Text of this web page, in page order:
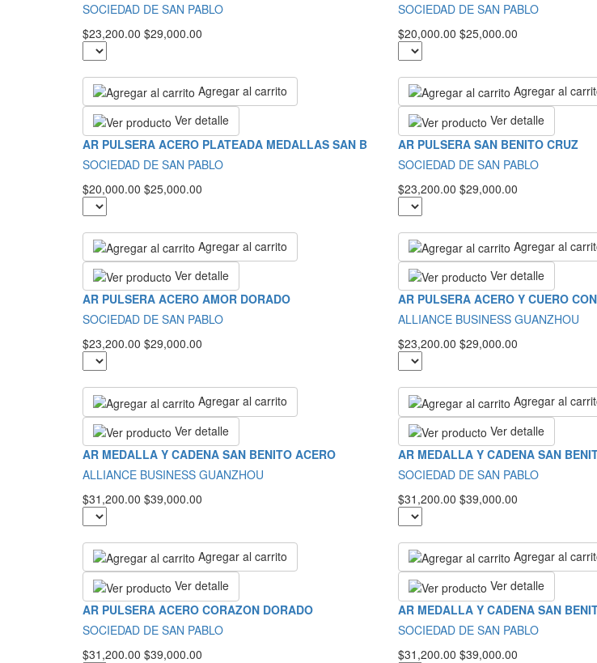
SOCIEDAD DE SAN PABLO
$23,200.00 $29,000.00
SOCIEDAD DE SAN PABLO
$20,000.00 $25,000.00
Agregar al carrito
Ver detalle
AR PULSERA ACERO PLATEADA MEDALLAS SAN B
SOCIEDAD DE SAN PABLO
$20,000.00 $25,000.00
Agregar al
Ver detalle
AR PULSERA SAN BENITO CRUZ
SOCIEDAD DE SAN PABLO
$23,200.00 $29,000.00
Agregar al carrito
Ver detalle
AR PULSERA ACERO AMOR DORADO
SOCIEDAD DE SAN PABLO
$23,200.00 $29,000.00
Agregar al
Ver detalle
AR PULSERA ACERO Y CUERO
ALLIANCE BUSINESS GUANZHOU
$23,200.00 $29,000.00
Agregar al carrito
Ver detalle
AR MEDALLA Y CADENA SAN BENITO ACERO
ALLIANCE BUSINESS GUANZHOU
$31,200.00 $39,000.00
Agregar al
Ver detalle
AR MEDALLA Y CADENA SAN
SOCIEDAD DE SAN PABLO
$31,200.00 $39,000.00
Agregar al carrito
Ver detalle
AR PULSERA ACERO CORAZON DORADO
SOCIEDAD DE SAN PABLO
$31,200.00 $39,000.00
Agregar al
Ver detalle
AR MEDALLA Y CADENA SAN
SOCIEDAD DE SAN PABLO
$31,200.00 $39,000.00